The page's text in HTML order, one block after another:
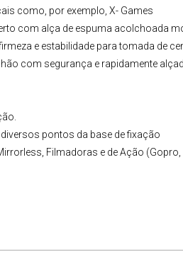
como, por exemplo, X- Games
com alça de espuma acolchoada
e estabilidade para tomada de
com segurança e rapidamente
pontos da base de fixação
Filmadoras e de Ação (Gopro